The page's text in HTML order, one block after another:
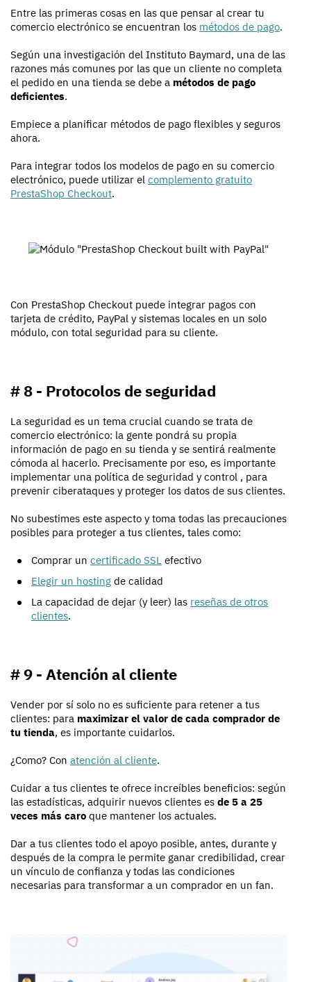
Entre las primeras cosas en las que pensar al crear tu
comercio electrónico se encuentran los métodos de pago.
Según una investigación del Instituto Baymard, una de las
razones más comunes por las que un cliente no completa
el pedido en una tienda se debe a métodos de pago
deficientes.
Empiece a planificar métodos de pago flexibles y seguros
ahora.
Para integrar todos los modelos de pago en su comercio
electrónico, puede utilizar el complemento gratuito
PrestaShop Checkout.
Con PrestaShop Checkout puede integrar pagos con
tarjeta de crédito, PayPal y sistemas locales en un solo
módulo, con total seguridad para su cliente.
# 8 - Protocolos de seguridad
La seguridad es un tema crucial cuando se trata de
comercio electrónico: la gente pondrá su propia
información de pago en su tienda y se sentirá realmente
cómoda al hacerlo. Precisamente por eso, es importante
implementar una política de seguridad y control , para
prevenir ciberataques y proteger los datos de sus clientes.
No subestimes este aspecto y toma todas las precauciones
posibles para proteger a tus clientes, tales como:
Comprar un certificado SSL efectivo
Elegir un hosting de calidad
La capacidad de dejar (y leer) las reseñas de otros
clientes.
# 9 - Atención al cliente
Vender por sí solo no es suficiente para retener a tus
clientes: para maximizar el valor de cada comprador de
tu tienda, es importante cuidarlos.
¿Como? Con atención al cliente.
Cuidar a tus clientes te ofrece increíbles beneficios: según
las estadísticas, adquirir nuevos clientes es de 5 a 25
veces más caro que mantener los actuales.
Dar a tus clientes todo el apoyo posible, antes, durante y
después de la compra le permite ganar credibilidad, crear
un vínculo de confianza y todas las condiciones
necesarias para transformar a un comprador en un fan.